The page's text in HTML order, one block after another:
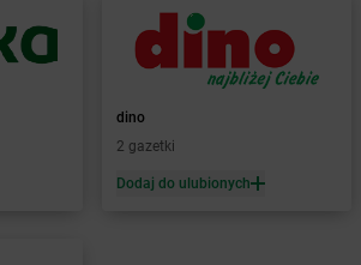
dino
2 gazetki
Dodaj do ulubionych